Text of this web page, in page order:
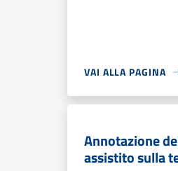
VAI ALLA PAGINA
Annotazione
assistito sulla